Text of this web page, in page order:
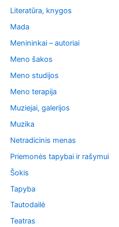
Literatūra, knygos
Mada
Menininkai – autoriai
Meno šakos
Meno studijos
Meno terapija
Muziejai, galerijos
Muzika
Netradicinis menas
Priemonės tapybai ir rašymui
Šokis
Tapyba
Tautodailė
Teatras